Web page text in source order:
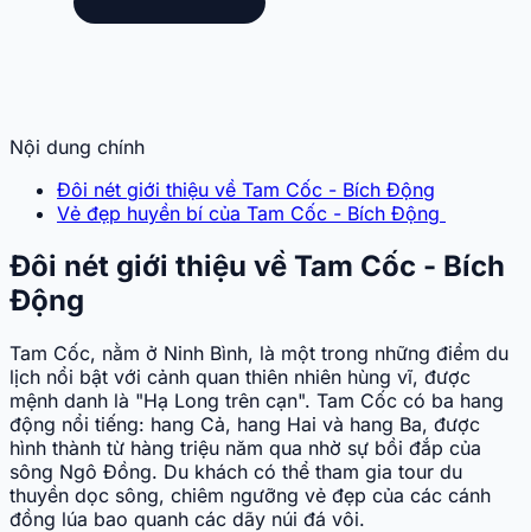
Nội dung chính
Đôi nét giới thiệu về Tam Cốc - Bích Động
Vẻ đẹp huyền bí của Tam Cốc - Bích Động
Đôi nét giới thiệu về Tam Cốc - Bích
Động
Tam Cốc, nằm ở Ninh Bình, là một trong những điểm du
lịch nổi bật với cảnh quan thiên nhiên hùng vĩ, được
mệnh danh là "Hạ Long trên cạn". Tam Cốc có ba hang
động nổi tiếng: hang Cả, hang Hai và hang Ba, được
hình thành từ hàng triệu năm qua nhờ sự bồi đắp của
sông Ngô Đồng. Du khách có thể tham gia tour du
thuyền dọc sông, chiêm ngưỡng vẻ đẹp của các cánh
đồng lúa bao quanh các dãy núi đá vôi.